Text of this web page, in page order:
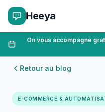
Heeya
On vous accompagne
Retour au blog
E-COMMERCE &